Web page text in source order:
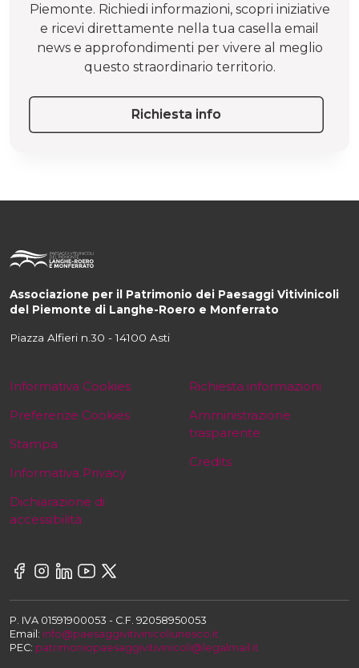
Piemonte. Richiedi informazioni, scopri iniziative
e ricevi direttamente nella tua casella email
news e approfondimenti per vivere al meglio
questo straordinario territorio.
Richiesta info
Associazione per il Patrimonio dei Paesaggi Vitivinicoli
del Piemonte di Langhe-Roero e Monferrato
Piazza Alfieri n.30 - 14100 Asti
Informativa Cookies
Preferenze Cookies
Stampa
Informativa Privacy
Dichiarazione di
accessibilità
Richiesta informazioni
Amministrazione
trasparente
Credits
P. IVA 01591900053 - C.F. 92058950053
Email: info@paesaggivitivinicoliunesco.it
PEC: patrimoniopaesaggivitivinicoli@legalmail.it